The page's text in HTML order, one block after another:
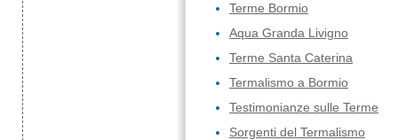
Terme Bormio
Aqua Granda Livigno
Terme Santa Caterina
Termalismo a Bormio
Testimonianze sulle Terme
Sorgenti del Termalismo